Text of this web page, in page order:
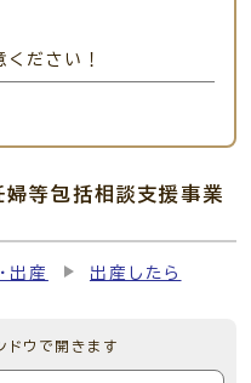
ださい！
等包括相談支援事業
出産 出産したら
ドウで開きます